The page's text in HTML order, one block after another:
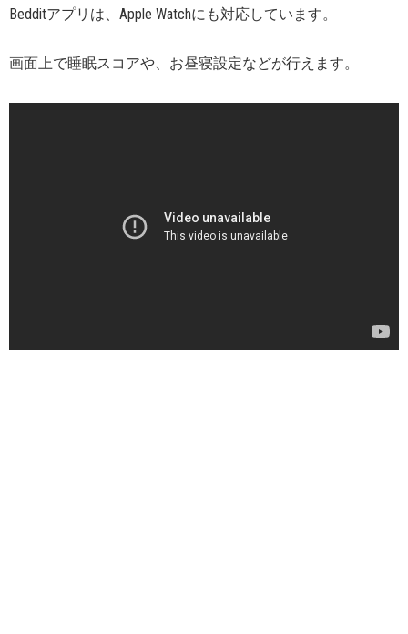
Bedditアプリは、Apple Watchにも対応しています。
画面上で睡眠スコアや、お昼寝設定などが行えます。